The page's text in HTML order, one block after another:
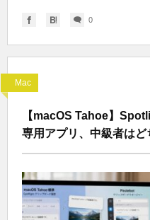
0
Mac
【macOS Tahoe】
専用アプリ、中級者は